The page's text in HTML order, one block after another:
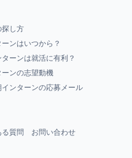
探し方
ンはいつから？
ーンは就活に有利？
ンの志望動機
インターンの応募メール
る質問 お問い合わせ